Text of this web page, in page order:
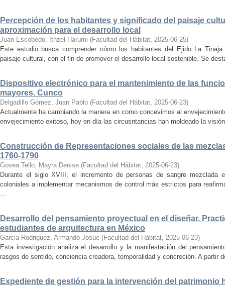
Percepción de los habitantes y significado del paisaje
aproximación para el desarrollo local
Juan Escobedo, Ithzel Harumi (Facultad del Hábitat, 2025-06-25)
Este estudio busca comprender cómo los habitantes del Ejido La
paisaje cultural, con el fin de promover el desarrollo local sostenible. Se
Dispositivo electrónico para el mantenimiento de las
mayores. Cunco
Delgadillo Gómez, Juan Pablo (Facultad del Hábitat, 2025-06-23)
Actualmente ha cambiando la manera en como concevimos al
envejecimiento exitoso, hoy en día las circusntancias han moldeado la
Construcción de Representaciones sociales de las
1760-1790
Govea Tello, Mayra Denise (Facultad del Hábitat, 2025-06-23)
Durante el siglo XVIII, el incremento de personas de sangre
coloniales a implementar mecanismos de control más estrictos para
...
Desarrollo del pensamiento proyectual en el diseñar.
estudiantes de arquitectura en México
Garcia Rodriguez, Armando Josue (Facultad del Hábitat, 2025-06-23)
Esta investigación analiza el desarrollo y la manifestación del
rasgos de sentido, conciencia creadora, temporalidad y concreción. A partir
Expediente de gestión para la intervención del patrimonio